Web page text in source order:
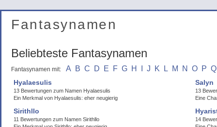
Fantasynamen
Beliebteste Fantasynamen
Fantasynamen mit: A B C D E F G H J K L M N O P Q
Hyalaesulis
13 Bewertungen zum Namen Hyalaesulis
Ein Merkmal von Hyalaesulis: eher neugierig
Salyn
13
Eine
Sirithllo
11 Bewertungen zum Namen Sirithllo
14